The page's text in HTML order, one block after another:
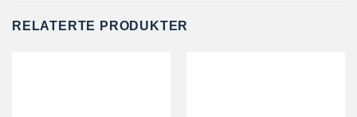
RELATERTE PRODUKTER